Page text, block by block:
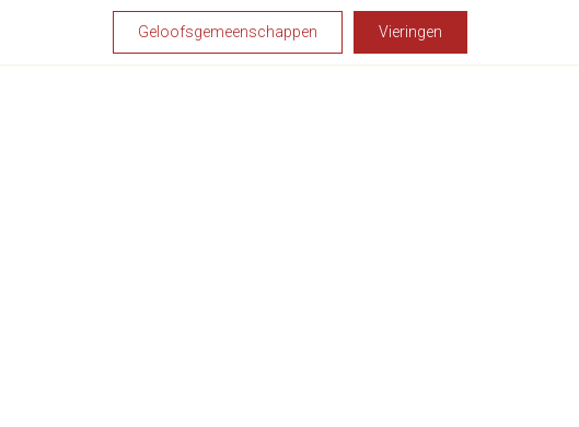
Geloofsgemeenschappen Vieringen